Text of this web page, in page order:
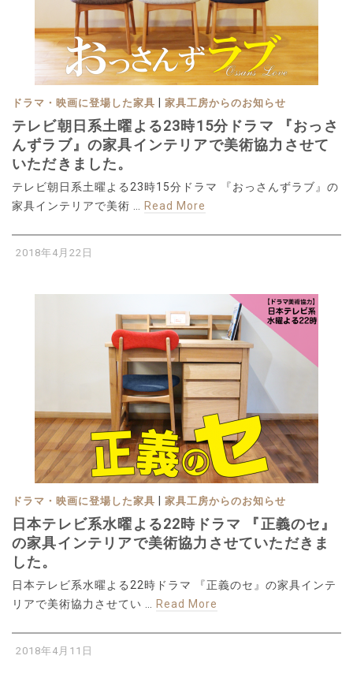
ドラマ・映画に登場した家具 家具工房からのお知らせ
テレビ朝日系土曜よる23時15分ドラマ 『おっさ
んずラブ』の家具インテリアで美術協力させて
いただきました。
テレビ朝日系土曜よる23時15分ドラマ 『おっさんずラブ』の
家具インテリアで美術 …
Read More
2018年4月22日
ドラマ・映画に登場した家具 家具工房からのお知らせ
日本テレビ系水曜よる22時ドラマ 『正義のセ』
の家具インテリアで美術協力させていただきま
した。
日本テレビ系水曜よる22時ドラマ 『正義のセ』の家具インテ
リアで美術協力させてい …
Read More
2018年4月11日